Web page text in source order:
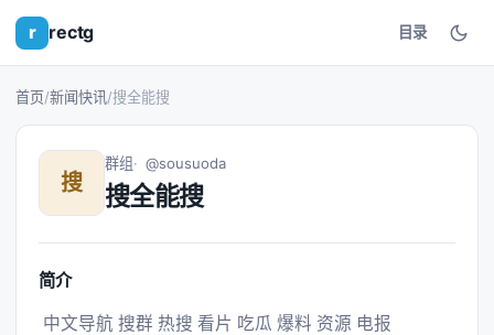
r rectg 目录
首页/新闻快讯/搜全能搜
搜
群组 @sousuoda
搜全能搜
简介
中文导航 搜群 热搜 看片 吃瓜 爆料 资源 电报